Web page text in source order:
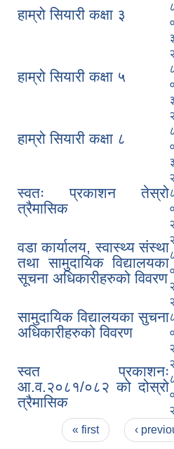
हाम्रो सियारी कक्षा ३
३
हाम्रो सियारी कक्षा ५
३
हाम्रो सियारी कक्षा ८
३
स्वतः प्रकाशन तेस्रो
त्रैमासिक
२
वडा कार्यालय, स्वास्थ्य संस्था
तथा सामुदायिक विद्यालयका
सूचना अधिकारीहरुको विवरण२
सामुदायिक विद्यालयका सुचना
अधिकारीहरुको विवरण
२
स्वत प्रकाशनः
आ.व.२०८१/०८२ को दोस्रो
त्रैमासिक
२
Pages« first ‹